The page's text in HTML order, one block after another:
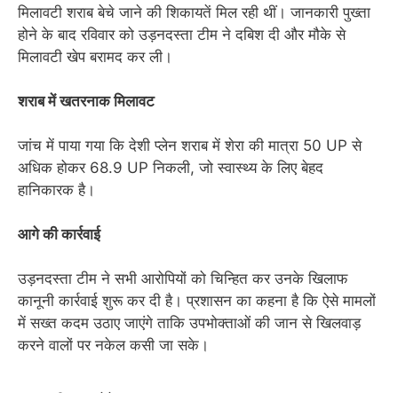
मिलावटी शराब बेचे जाने की शिकायतें मिल रही थीं। जानकारी पुख्ता
होने के बाद रविवार को उड़नदस्ता टीम ने दबिश दी और मौके से
मिलावटी खेप बरामद कर ली।
शराब में खतरनाक मिलावट
जांच में पाया गया कि देशी प्लेन शराब में शेरा की मात्रा 50 UP से
अधिक होकर 68.9 UP निकली, जो स्वास्थ्य के लिए बेहद
हानिकारक है।
आगे की कार्रवाई
उड़नदस्ता टीम ने सभी आरोपियों को चिन्हित कर उनके खिलाफ
कानूनी कार्रवाई शुरू कर दी है। प्रशासन का कहना है कि ऐसे मामलों
में सख्त कदम उठाए जाएंगे ताकि उपभोक्ताओं की जान से खिलवाड़
करने वालों पर नकेल कसी जा सके।